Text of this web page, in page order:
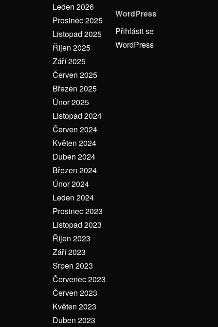
Leden 2026
Prosinec 2025
Listopad 2025
Říjen 2025
Září 2025
Červen 2025
Březen 2025
Únor 2025
Listopad 2024
Červen 2024
Květen 2024
Duben 2024
Březen 2024
Únor 2024
Leden 2024
Prosinec 2023
Listopad 2023
Říjen 2023
Září 2023
Srpen 2023
Červenec 2023
Červen 2023
Květen 2023
Duben 2023
WordPress
Přihlásit se
WordPress